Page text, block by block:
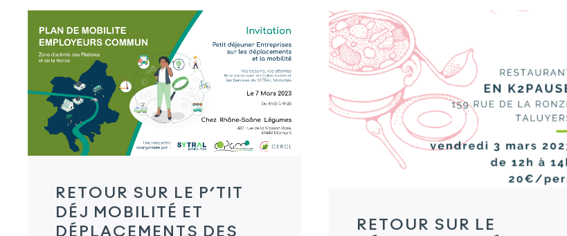
RETOUR SUR LE P’TIT
DÉJ MOBILITÉ ET
DÉPLACEMENTS DES
RETOUR SUR LE